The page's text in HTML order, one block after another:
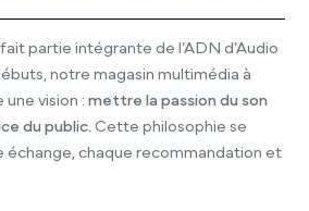
partie intégrante de l’ADN d’Audio
notre magasin multimédia à
une vision :mettre la passion du son
du public. Cette philosophie se
échange, chaque recommandation et